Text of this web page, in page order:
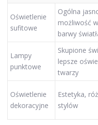
Oświetlenie
sufitowe
Ogólna
możliwość
barwy
Lampy
punktowe
Skupione
lepsze
twarzy
Oświetlenie
dekoracyjne
Estetyka,
stylów